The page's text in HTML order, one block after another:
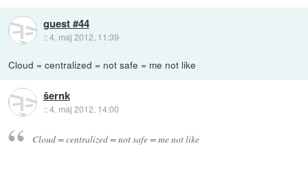
guest #44
::4. maj 2012, 11:39
Cloud = centralized = not safe = me not like
šernk
::4. maj 2012, 14:00
Cloud = centralized = not safe = me not like